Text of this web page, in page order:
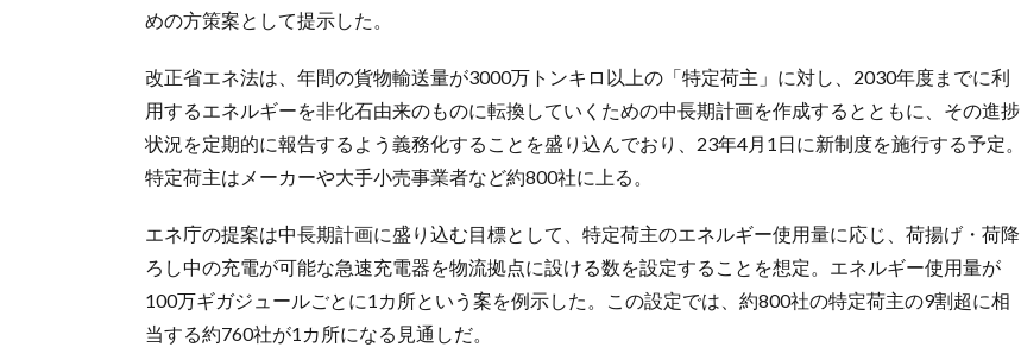
めの方策案として提示した。
改正省エネ法は、年間の貨物輸送量が3000万トンキロ以上の「特定荷主」に対し、2030年度までに利
用するエネルギーを非化石由来のものに転換していくための中長期計画を作成するとともに、その進捗
状況を定期的に報告するよう義務化することを盛り込んでおり、23年4月1日に新制度を施行する予定。
特定荷主はメーカーや大手小売事業者など約800社に上る。
エネ庁の提案は中長期計画に盛り込む目標として、特定荷主のエネルギー使用量に応じ、荷揚げ・荷降
ろし中の充電が可能な急速充電器を物流拠点に設ける数を設定することを想定。エネルギー使用量が
100万ギガジュールごとに1カ所という案を例示した。この設定では、約800社の特定荷主の9割超に相
当する約760社が1カ所になる見通しだ。